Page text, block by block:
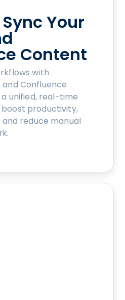
Your
Content
with
Confluence
unified, real-time
productivity,
reduce manual